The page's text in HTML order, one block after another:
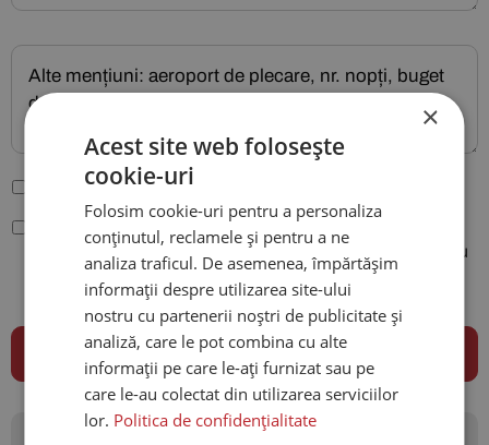
Sunt de acord cuTermenii și condițiile site-ului
Conform legiilor nr. 677/2001 si 506/2004, sunt de acord
ca datele mele cu caracter personal sa fie folosite pentru
procesarea comenzii plasate pe site-ul agentiei City
Travels si pentru a putea fi contactat.
×
Acest site web folosește
cookie-uri
Folosim cookie-uri pentru a personaliza
conținutul, reclamele și pentru a ne
analiza traficul. De asemenea, împărtășim
informații despre utilizarea site-ului
nostru cu partenerii noștri de publicitate și
analiză, care le pot combina cu alte
informații pe care le-ați furnizat sau pe
care le-au colectat din utilizarea serviciilor
lor. Politica de confidențialitate